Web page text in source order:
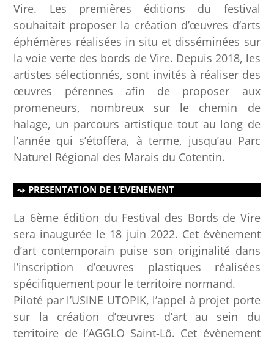
Vire. Les premières éditions du festival
souhaitait proposer la création d’œuvres d’arts
éphémères réalisées in situ et disséminées sur
la voie verte des bords de Vire. Depuis 2018, les
artistes sélectionnés, sont invités à réaliser des
œuvres pérennes afin de proposer aux
promeneurs, nombreux sur le chemin de
halage, un parcours artistique tout au long de
l’année qui s’étoffera, à terme, jusqu’au Parc
Naturel Régional des Marais du Cotentin.
PRESENTATION DE L’EVENEMENT
La 6ème édition du Festival des Bords de Vire
sera inaugurée le 18 juin 2022. Cet évènement
d’art contemporain puise son originalité dans
l’inscription d’œuvres plastiques réalisées
spécifiquement pour le territoire normand.
Piloté par l’USINE UTOPIK, l’appel à projet porte
sur la création d’œuvres d’art au sein du
territoire de l’AGGLO Saint-Lô. Cet évènement